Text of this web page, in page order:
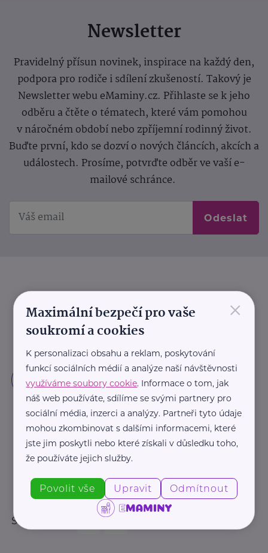
Newsletter
Pravidelný přísun novinek, inspirace na každý den,
podpora pro rodiče i sdílení zkušeností. Takový je
Newsletter webu eMaminy.cz. Přihlaste se k jeho
odběru a čtěte o tématech, které vám pomohou
v náročném období nebo zpříjemní rodinný život.
Buďte první, kdo se dozví o nových článcích, akcích a
událostech. Prosíme, potvrďte odběr ve vaší e-
mailové schránce.
Odeslat
Sledujte nás:
×
Maximální bezpečí pro vaše
soukromí a cookies
K personalizaci obsahu a reklam, poskytování
funkcí sociálních médií a analýze naší návštěvnosti
využíváme soubory cookie. Informace o tom, jak
náš web používáte, sdílíme se svými partnery pro
sociální média, inzerci a analýzy. Partneři tyto údaje
mohou zkombinovat s dalšími informacemi, které
jste jim poskytli nebo které získali v důsledku toho,
že používáte jejich služby.
Povolit vše Upravit Odmítnout